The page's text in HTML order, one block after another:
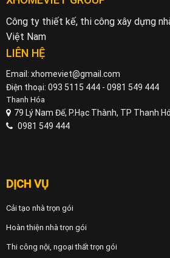
Công ty thiết kế, thi công xây dựng
Việt Nam
LIÊN HỆ
Email: xhomeviet@gmail.com
Điện thoại: 093 5115 444 - 0981 549 444
Thanh Hóa
79 Lý Nam Đế, P.Hạc Thành, TP Thanh
0981 549 444
DỊCH VỤ
Cải tạo nhà trọn gói
Hoàn thiện nhà trọn gói
Thi công nội, ngoại thất trọn gói